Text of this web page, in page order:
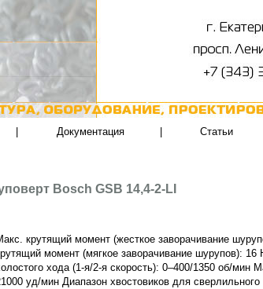
Документация Статьи
Bosch GSB 14,4-2-LI
крутящий момент (жесткое заворачивание
момент (мягкое заворачивание шурупов):
хода (1-я/2-я скорость): 0–400/1350 об/мин
уд/мин Диапазон хвостовиков для